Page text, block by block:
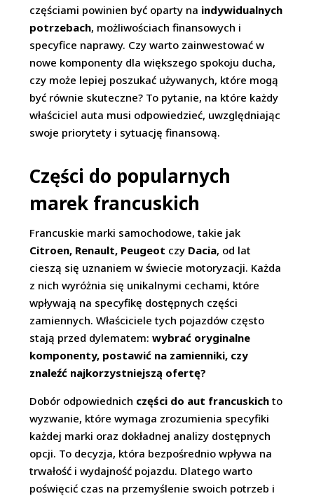
częściami powinien być oparty na indywidualnych
potrzebach, możliwościach finansowych i
specyfice naprawy. Czy warto zainwestować w
nowe komponenty dla większego spokoju ducha,
czy może lepiej poszukać używanych, które mogą
być równie skuteczne? To pytanie, na które każdy
właściciel auta musi odpowiedzieć, uwzględniając
swoje priorytety i sytuację finansową.
Części do popularnych
marek francuskich
Francuskie marki samochodowe, takie jak
Citroen, Renault, Peugeot czy Dacia, od lat
cieszą się uznaniem w świecie motoryzacji. Każda
z nich wyróżnia się unikalnymi cechami, które
wpływają na specyfikę dostępnych części
zamiennych. Właściciele tych pojazdów często
stają przed dylematem:wybrać oryginalne
komponenty, postawić na zamienniki, czy
znaleźć najkorzystniejszą ofertę?
Dobór odpowiednich części do aut francuskich to
wyzwanie, które wymaga zrozumienia specyfiki
każdej marki oraz dokładnej analizy dostępnych
opcji. To decyzja, która bezpośrednio wpływa na
trwałość i wydajność pojazdu. Dlatego warto
poświęcić czas na przemyślenie swoich potrzeb i